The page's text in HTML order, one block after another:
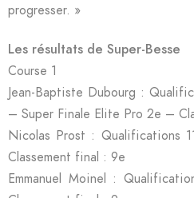
progresser. »
Les résultats de Super-Besse
Course 1
Jean-Baptiste Dubourg :
– Super Finale Elite Pro 2e –
Nicolas Prost : Qualifications
Classement final : 9e
Emmanuel Moinel :